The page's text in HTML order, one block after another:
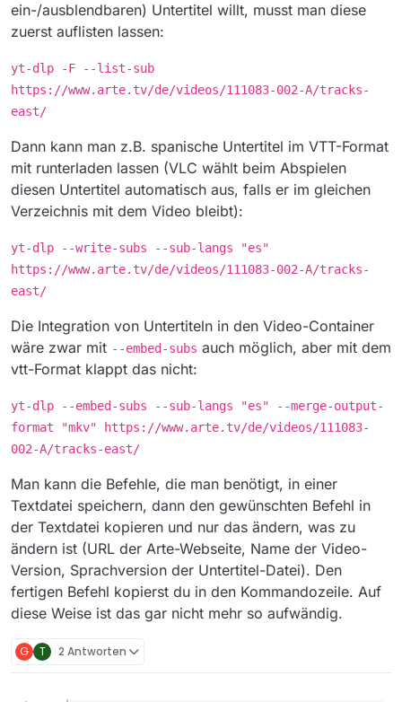
ein-/ausblendbaren) Untertitel willt, musst man diese
zuerst auflisten lassen:
yt-dlp -F --list-sub
https://www.arte.tv/de/videos/111083-002-A/tracks-
east/
Dann kann man z.B. spanische Untertitel im VTT-Format
mit runterladen lassen (VLC wählt beim Abspielen
diesen Untertitel automatisch aus, falls er im gleichen
Verzeichnis mit dem Video bleibt):
yt-dlp --write-subs --sub-langs "es"
https://www.arte.tv/de/videos/111083-002-A/tracks-
east/
Die Integration von Untertiteln in den Video-Container
wäre zwar mit --embed-subs auch möglich, aber mit dem
vtt-Format klappt das nicht:
yt-dlp --embed-subs --sub-langs "es" --merge-output-
format "mkv" https://www.arte.tv/de/videos/111083-
002-A/tracks-east/
Man kann die Befehle, die man benötigt, in einer
Textdatei speichern, dann den gewünschten Befehl in
der Textdatei kopieren und nur das ändern, was zu
ändern ist (URL der Arte-Webseite, Name der Video-
Version, Sprachversion der Untertitel-Datei). Den
fertigen Befehl kopierst du in den Kommandozeile. Auf
diese Weise ist das gar nicht mehr so aufwändig.
G T 2 Antworten